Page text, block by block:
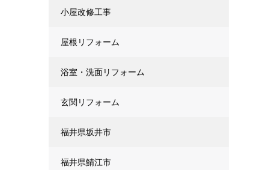
小屋改修工事
屋根リフォーム
浴室・洗面リフォーム
玄関リフォーム
福井県坂井市
福井県鯖江市